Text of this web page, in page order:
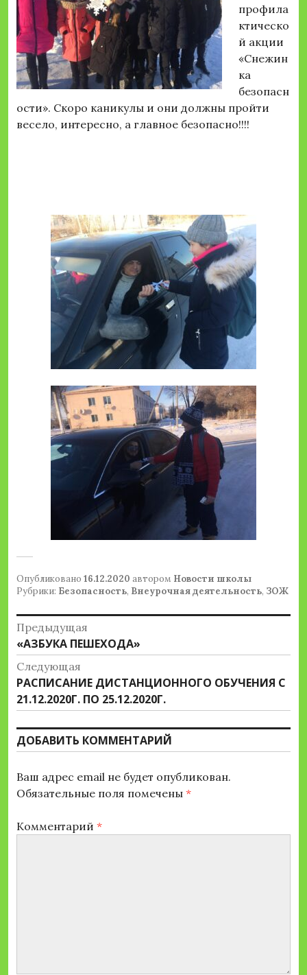
профила
ктическо
й акции
«Снежин
ка
безопасн
ости». Скоро каникулы и они должны пройти
весело, интересно, а главное безопасно!!!!
Опубликовано 16.12.2020 автором Новости школы
Рубрики: Безопасность, Внеурочная деятельность, ЗОЖ
Навигация
по
записям
Предыдущая
Предыдущая
запись:
«АЗБУКА ПЕШЕХОДА»
Следующая
Следующая
запись:
РАСПИСАНИЕ ДИСТАНЦИОННОГО ОБУЧЕНИЯ С
21.12.2020Г. ПО 25.12.2020Г.
ДОБАВИТЬ КОММЕНТАРИЙ
Ваш адрес email не будет опубликован.
Обязательные поля помечены *
Комментарий *